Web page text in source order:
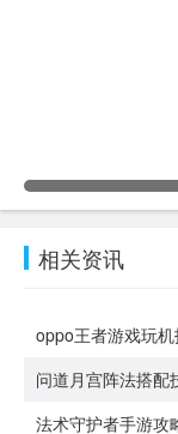
相关资讯
问道月宫阵法搭配
法术守护者手游攻